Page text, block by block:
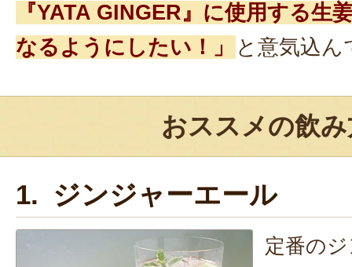
『YATA GINGER』に使用する生
なるようにしたい！」
と意気込
おススメの飲
1. ジンジャーエール
定番の